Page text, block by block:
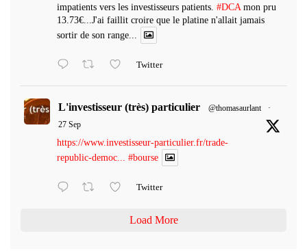
impatients vers les investisseurs patients. #DCA mon pru
13.73€...J'ai faillit croire que le platine n'allait jamais
sortir de son range...
Twitter
L'investisseur (très) particulier @thomasaurlant
·
27 Sep
https://www.investisseur-particulier.fr/trade-
republic-democ... #bourse
Twitter
Load More